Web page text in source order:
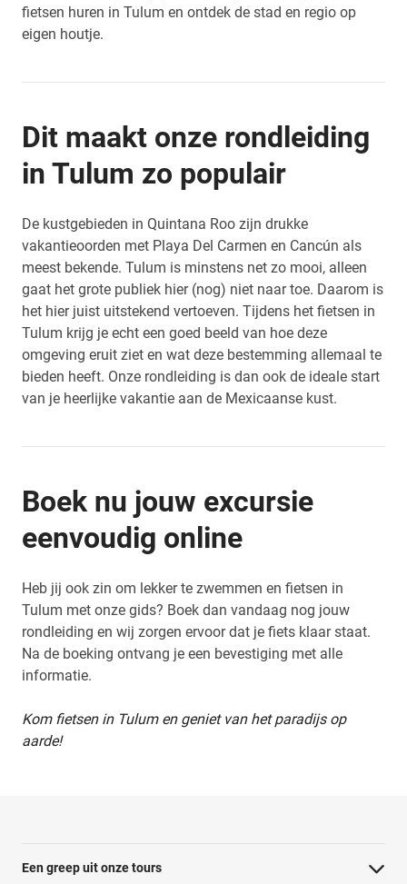
fietsen huren in Tulum en ontdek de stad en regio op
eigen houtje.
Dit maakt onze rondleiding
in Tulum zo populair
De kustgebieden in Quintana Roo zijn drukke
vakantieoorden met Playa Del Carmen en Cancún als
meest bekende. Tulum is minstens net zo mooi, alleen
gaat het grote publiek hier (nog) niet naar toe. Daarom is
het hier juist uitstekend vertoeven. Tijdens het fietsen in
Tulum krijg je echt een goed beeld van hoe deze
omgeving eruit ziet en wat deze bestemming allemaal te
bieden heeft. Onze rondleiding is dan ook de ideale start
van je heerlijke vakantie aan de Mexicaanse kust.
Boek nu jouw excursie
eenvoudig online
Heb jij ook zin om lekker te zwemmen en fietsen in
Tulum met onze gids? Boek dan vandaag nog jouw
rondleiding en wij zorgen ervoor dat je fiets klaar staat.
Na de boeking ontvang je een bevestiging met alle
informatie.
Kom fietsen in Tulum en geniet van het paradijs op
aarde!
Een greep uit onze tours